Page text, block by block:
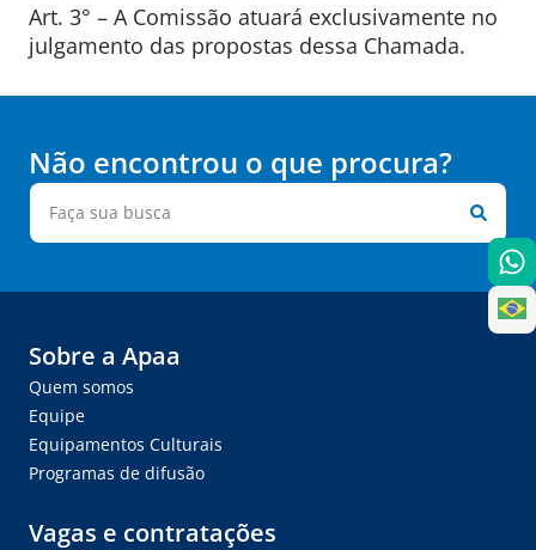
Art. 3° – A Comissão atuará exclusivamente no
julgamento das propostas dessa Chamada.
Não encontrou o que procura?
Sobre a Apaa
Quem somos
Equipe
Equipamentos Culturais
Programas de difusão
Vagas e contratações